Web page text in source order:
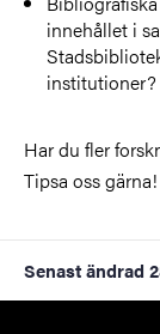
innehållet i
institutioner?
Har du fler
Tipsa oss gärna!
Senast ändrad